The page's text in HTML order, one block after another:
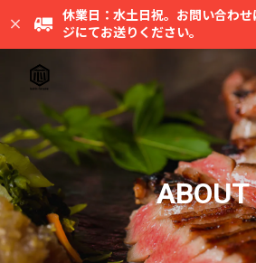
休業日：水土日祝。お問い合わ
ジにてお送りください。
ABOUT